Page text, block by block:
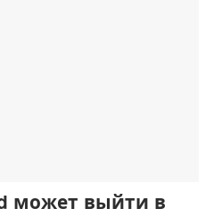
может выйти в